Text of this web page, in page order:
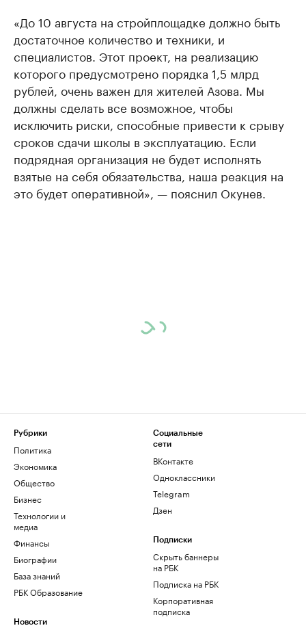
«До 10 августа на стройплощадке должно быть
достаточное количество и техники, и
специалистов. Этот проект, на реализацию
которого предусмотрено порядка 1,5 млрд
рублей, очень важен для жителей Азова. Мы
должны сделать все возможное, чтобы
исключить риски, способные привести к срыву
сроков сдачи школы в эксплуатацию. Если
подрядная организация не будет исполнять
взятые на себя обязательства, наша реакция на
это будет оперативной», — пояснил Окунев.
Рубрики
Политика
Экономика
Общество
Бизнес
Технологии и
медиа
Финансы
Биографии
База знаний
РБК Образование
Новости
Социальные
сети
ВКонтакте
Одноклассники
Telegram
Дзен
Подписки
Скрыть баннеры
на РБК
Подписка на РБК
Корпоративная
подписка